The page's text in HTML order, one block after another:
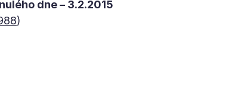
dne – 3.2.2015
)